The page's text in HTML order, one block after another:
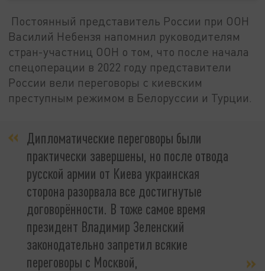
Постоянный представитель России при ООН
Василий Небензя напомнил руководителям
стран-участниц ООН о том, что после начала
спецоперации в 2022 году представители
России вели переговоры с киевским
преступным режимом в Белоруссии и Турции.
Дипломатические переговоры были
практически завершены, но после отвода
русской армии от Киева украинская
сторона разорвала все достигнутые
договорённости. В тоже самое время
президент Владимир Зеленский
законодательно запретил всякие
переговоры с Москвой,